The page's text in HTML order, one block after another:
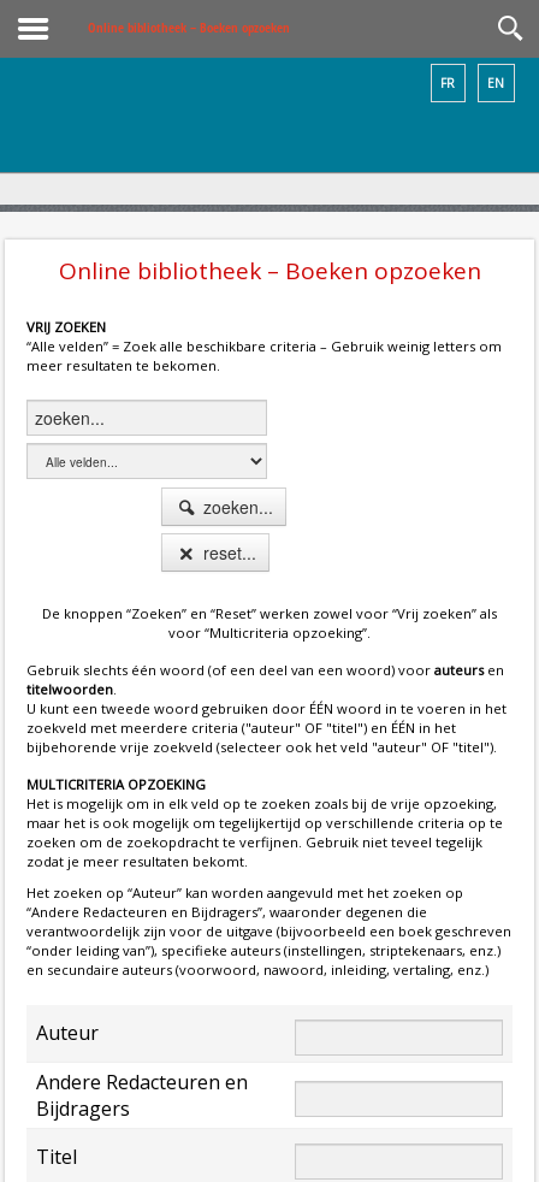
Online bibliotheek – Boeken opzoeken
EN
FR
Online bibliotheek – Boeken opzoeken
VRIJ ZOEKEN
“Alle velden” = Zoek alle beschikbare criteria – Gebruik weinig letters om
meer resultaten te bekomen.
zoeken...
reset...
De knoppen “Zoeken” en “Reset” werken zowel voor “Vrij zoeken” als
voor “Multicriteria opzoeking”.
Gebruik slechts één woord (of een deel van een woord) voor auteursen
titelwoorden
U kunt een tweede woord gebruiken door ÉÉN woord in te voeren in het
zoekveld met meerdere criteria ("auteur" OF "titel") en ÉÉN in het
bijbehorende vrije zoekveld (selecteer ook het veld "auteur" OF "titel").
MULTICRITERIA OPZOEKING
Het is mogelijk om in elk veld op te zoeken zoals bij de vrije opzoeking,
maar het is ook mogelijk om tegelijkertijd op verschillende criteria op te
zoeken om de zoekopdracht te verfijnen. Gebruik niet teveel tegelijk
zodat je meer resultaten bekomt.
Het zoeken op “Auteur” kan worden aangevuld met het zoeken op
“Andere Redacteuren en Bijdragers”, waaronder degenen die
verantwoordelijk zijn voor de uitgave (bijvoorbeeld een boek geschreven
“onder leiding van”), specifieke auteurs (instellingen, striptekenaars, enz.)
en secundaire auteurs (voorwoord, nawoord, inleiding, vertaling, enz.)
Auteur
Andere Redacteuren en
Bijdragers
Titel